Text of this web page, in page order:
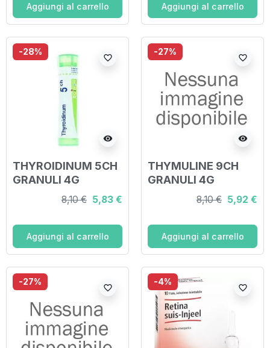
Aggiungi al carrello Aggiungi al carrello
-28%
visibility
favorite_border
THYROIDINUM 5CH
GRANULI 4G
8,10 € 5,83 €
Aggiungi al carrello
-27%
visibility
favorite_border
THYMULINE 9CH
GRANULI 4G
8,10 € 5,92 €
Aggiungi al carrello
-27%
favorite_border
-4%
favorite_border